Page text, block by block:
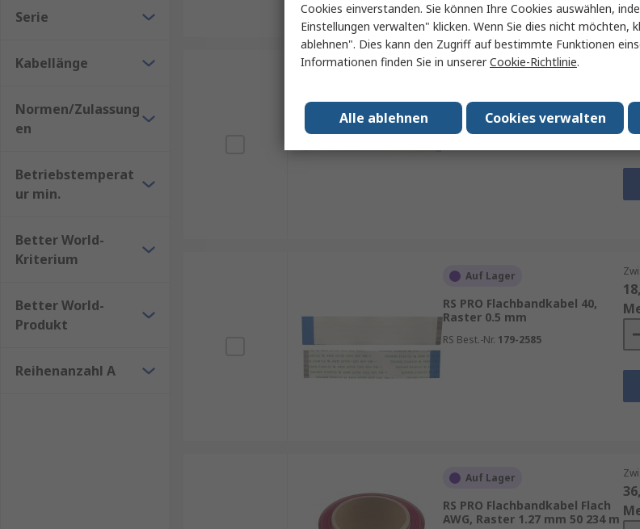
Serie
Kabellänge
Normen/Zulassung
en
Betriebstemperat
ur min.
Better World-
Kriterium
Better World-
Produkt
Reihenanzahl A
RS PRO Flachbandkabel 8,
Raster 0.5 mm
RS Best.-Nr.179-2587
Auf Lager
RS PRO Flachbandkabel 40,
Raster 0.5 mm
RS Best.-Nr. 179-2585
Auf Lager
RS PRO Flachbandkabel Flach
AWG, Raster 1.27 mm 50 234 m
Cookies einverstanden. Sie können Ihre Cookies auswählen,
Einstellungen verwalten" klicken. Wenn Sie dies nicht möchten,
ablehnen". Dies kann den Zugriff auf bestimmte Funktionen
Informationen finden Sie in unsererCookie-Richtlinie.
Cookies verwalten
Alle ablehnen